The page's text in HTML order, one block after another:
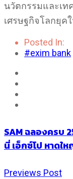
นวัตกรรมและเท
เศรษฐกิจโลกยุค
Posted In:
#exim bank
SAM ฉลองครบ
นี่ เอ็กซ์โป หาดใ
Previews Post